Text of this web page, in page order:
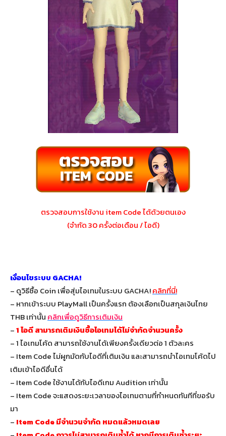
ตรวจสอบการใช้งาน item Code ได้ด้วยตนเอง
(จำกัด 30 ครั้งต่อเดือน / ไอดี)
เงื่อนไขระบบ GACHA!
– ดูวิธีซื้อ Coin เพื่อสุ่มไอเทมในระบบ GACHA!คลิกที่นี่!
– หากเข้าระบบ PlayMall เป็นครั้งแรก ต้องเลือกเป็นสกุลเงินไทย
THB เท่านั้น คลิกเพื่อดูวิธีการเติมเงิน
–1 ไอดี สามารถเติมเงินซื้อไอเทมได้ไม่จำกัดจำนวนครั้ง
– 1 ไอเทมโค้ด สามารถใช้งานได้เพียงครั้งเดียวต่อ 1 ตัวละคร
– Item Code ไม่ผูกมัดกับไอดีที่เติมเงิน และสามารถนำไอเทมโค้ดไป
เติมเข้าไอดีอื่นได้
– Item Code ใช้งานได้กับไอดีเกม Audition เท่านั้น
– Item Code จะแสดงระยะเวลาของไอเทมตามที่กำหนดทันทีที่ขอรับ
มา
– Item Code มีจำนวนจำกัด หมดแล้วหมดเลย